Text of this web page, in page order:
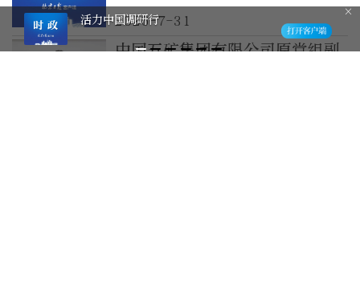
再调度
2026-7-31
中国五矿集团有限公司原党组副
活力中国调研行